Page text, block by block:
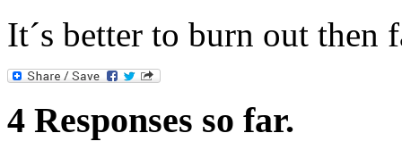
It´s better to burn out then
4 Responses so far.